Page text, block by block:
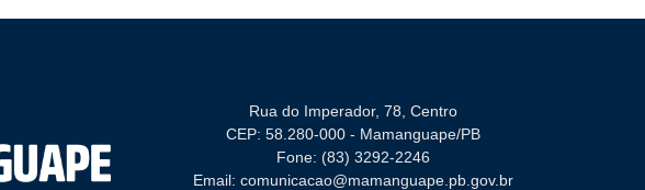
Rua do Imperador, 78, Centro
CEP: 58.280-000 - Mamanguape/PB
Fone: (83) 3292-2246
Email: comunicacao@mamanguape.pb.gov.br